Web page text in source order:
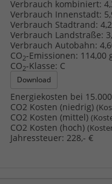
Verbrauch kombiniert:
Verbrauch Innenstadt:
Verbrauch Stadtrand:
Verbrauch Landstraße:
Verbrauch Autobahn:
CO2-Emissionen: 114,00
CO2-Klasse: C
Download
Energiekosten bei
CO2 Kosten (niedrig)
CO2 Kosten (mittel)
CO2 Kosten (hoch)
Jahressteuer: 228,- €